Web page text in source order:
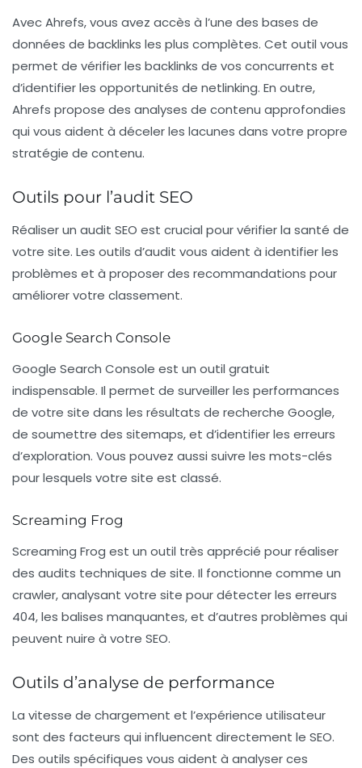
AvecAhrefs, vous avez accès à l’une des bases de
données de backlinks les plus complètes. Cet outil vous
permet de vérifier les backlinks de vos concurrents et
d’identifier les opportunités de netlinking. En outre,
Ahrefs propose des analyses de contenu approfondies
qui vous aident à déceler les lacunes dans votre propre
stratégie de contenu.
Outils pour l’audit SEO
Réaliser un audit SEO est crucial pour vérifier la santé de
votre site. Les outils d’audit vous aident à identifier les
problèmes et à proposer des recommandations pour
améliorer votre classement.
Google Search Console
Google Search Console est un outil gratuit
indispensable. Il permet de surveiller les performances
de votre site dans les résultats de recherche Google,
de soumettre des sitemaps, et d’identifier les erreurs
d’exploration. Vous pouvez aussi suivre les mots-clés
pour lesquels votre site est classé.
Screaming Frog
Screaming Frog est un outil très apprécié pour réaliser
des audits techniques de site. Il fonctionne comme un
crawler, analysant votre site pour détecter les erreurs
404, les balises manquantes, et d’autres problèmes qui
peuvent nuire à votre SEO.
Outils d’analyse de performance
La vitesse de chargement et l’expérience utilisateur
sont des facteurs qui influencent directement le SEO.
Des outils spécifiques vous aident à analyser ces